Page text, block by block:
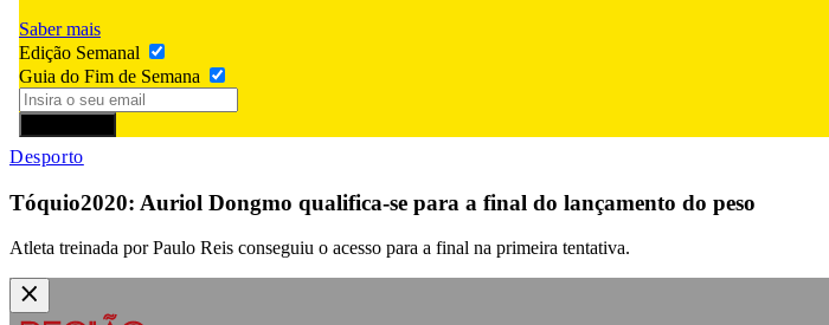
Saber mais
Edição Semanal
Guia do Fim de Semana
Desporto
Tóquio2020: Auriol Dongmo qualifica-se para a final do lançamento do peso
Atleta treinada por Paulo Reis conseguiu o acesso para a final na primeira tentativa.